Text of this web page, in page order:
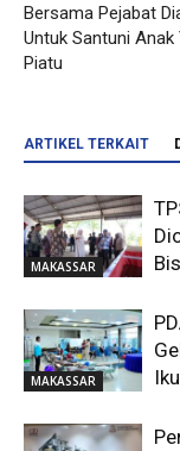
Bersama Pejabat
Untuk Santuni Anak
Piatu
ARTIKEL TERKAIT
MAKASSAR
MAKASSAR